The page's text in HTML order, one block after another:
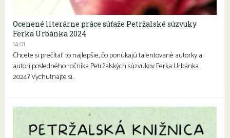
Ocenené literárne práce súťaže Petržalské súzvuky
Ferka Urbánka 2024
14.01.
Chcete si prečítať to najlepšie, čo ponúkajú talentované autorky a
autori posledného ročníka Petržalských súzvukov Ferka Urbánka
2024? Vychutnajte si…